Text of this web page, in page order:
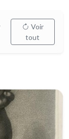
Voir
tout